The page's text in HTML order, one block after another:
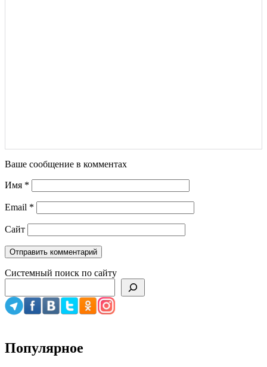
Ваше сообщение в комментах
Имя *
Email *
Сайт
Системный поиск по сайту
Популярное